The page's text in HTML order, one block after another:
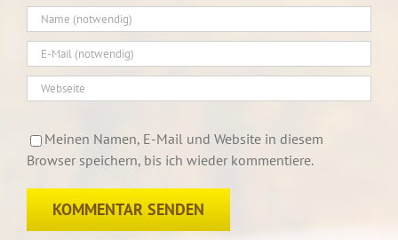
Meinen Namen, E-Mail und Website in diesem
Browser speichern, bis ich wieder kommentiere.